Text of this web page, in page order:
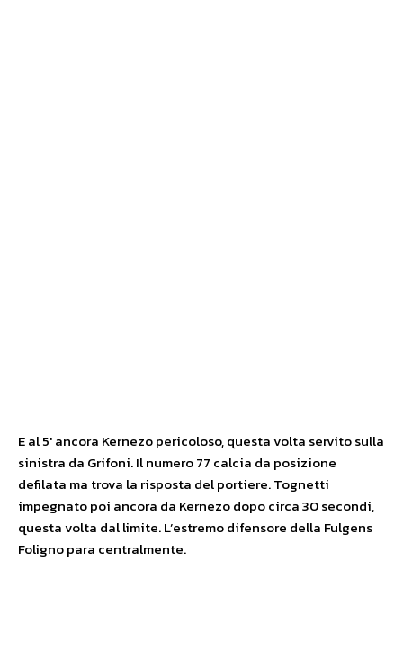
E al 5′ ancora Kernezo pericoloso, questa volta servito sulla
sinistra da Grifoni. Il numero 77 calcia da posizione
defilata ma trova la risposta del portiere. Tognetti
impegnato poi ancora da Kernezo dopo circa 30 secondi,
questa volta dal limite. L’estremo difensore della Fulgens
Foligno para centralmente.